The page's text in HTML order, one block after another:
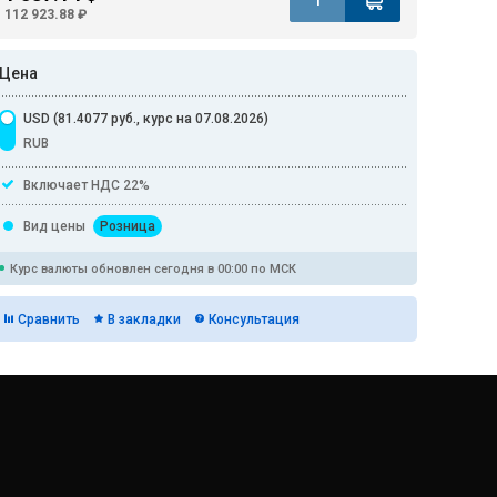
112 923.88 ₽
Цена
USD (81.4077 руб., курс на 07.08.2026)
RUB
Включает НДС 22%
Вид цены Розница
Курс валюты обновлен сегодня в 00:00 по МСК
Сравнить В закладки Консультация